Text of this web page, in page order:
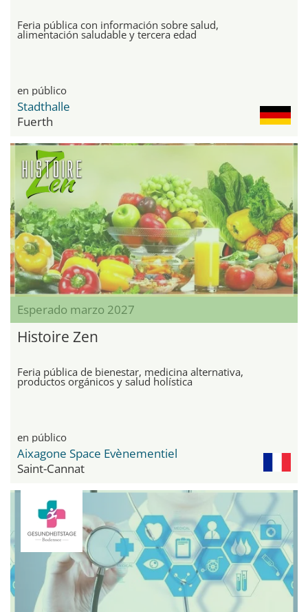
Feria pública con información sobre salud,
alimentación saludable y tercera edad
en público
Stadthalle
Fuerth
Esperado marzo 2027
Histoire Zen
Feria pública de bienestar, medicina alternativa,
productos orgánicos y salud holística
en público
Aixagone Space Evènementiel
Saint-Cannat